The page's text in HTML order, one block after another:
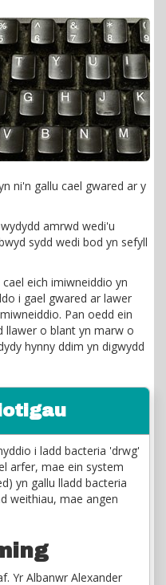
ni'n gallu cael gwared ar y
amrwd wedi'u
sydd wedi bod yn sefyll
eich imiwneiddio yn
i gael gwared ar lawer
Pan oedd ein
llawer o blant yn marw o
hynny ddim yn digwydd
i ladd bacteria 'drwg'
arfer, mae ein system
yn gallu lladd bacteria
weithiau, mae angen
Yr Albanwr Alexander